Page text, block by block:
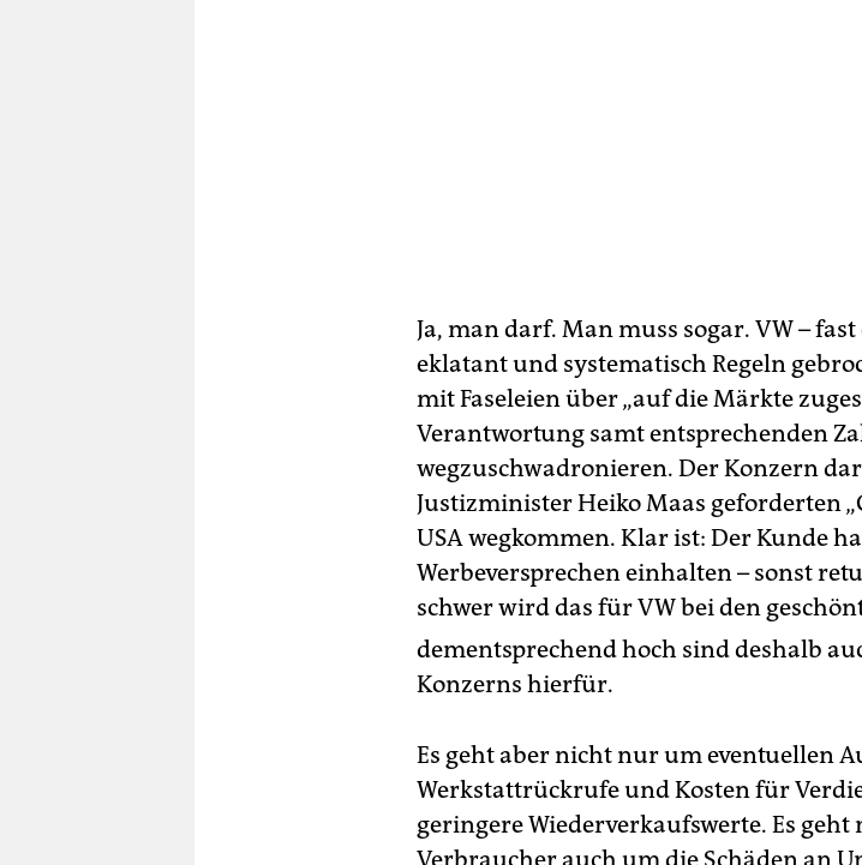
Ja, man darf. Man muss sogar. VW –
eklatant und systematisch Regeln
mit Faseleien über „auf die Märkte
Verantwortung samt entsprechenden
wegzuschwadronieren. Der Konzern
Justizminister Heiko Maas geforderten
USA wegkommen. Klar ist: Der Kunde
Werbeversprechen einhalten – sonst
schwer wird das für VW bei den
dementsprechend hoch sind deshalb
Konzerns hierfür.
Es geht aber nicht nur um eventuellen
Werkstattrückrufe und Kosten für
geringere Wiederverkaufswerte. Es
Verbraucher auch um die Schäden an